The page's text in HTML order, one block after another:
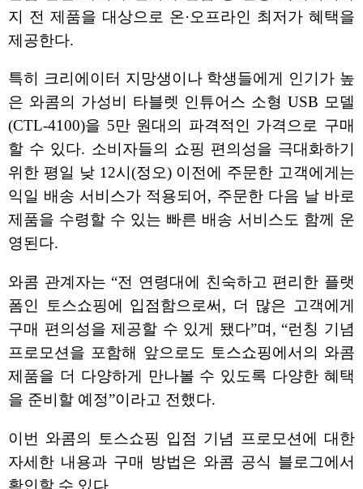
지 전 제품을 대상으로 온·오프라인 최저가 혜택을
제공한다.
특히 크리에이터 지망생이나 학생들에게 인기가 높
은 와콤의 가성비 타블렛 인튜어스 소형 USB 모델
(CTL-4100)을 5만 원대의 파격적인 가격으로 구매
할 수 있다. 소비자들의 쇼핑 편의성을 극대화하기
위한 평일 낮 12시(정오) 이전에 주문한 고객에게는
익일 배송 서비스가 적용되어, 주문한 다음 날 바로
제품을 수령할 수 있는 빠른 배송 서비스도 함께 운
영된다.
와콤 관계자는 “전 연령대에 친숙하고 편리한 플랫
폼인 토스쇼핑에 입점함으로써, 더 많은 고객에게
구매 편의성을 제공할 수 있게 됐다”며, “런칭 기념
프로모션을 포함해 앞으로도 토스쇼핑에서의 와콤
제품을 더 다양하게 만나볼 수 있도록 다양한 혜택
을 준비할 예정”이라고 전했다.
이번 와콤의 토스쇼핑 입점 기념 프로모션에 대한
자세한 내용과 구매 방법은 와콤 공식 블로그에서
확인할 수 있다.